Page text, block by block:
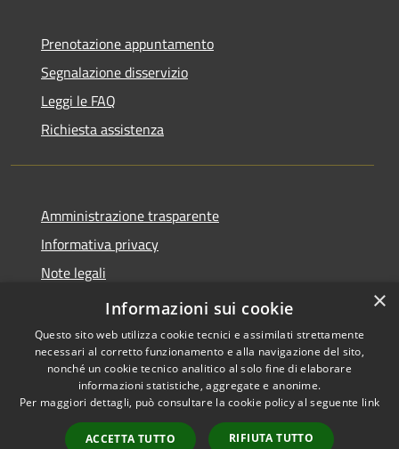
Prenotazione appuntamento
Segnalazione disservizio
Leggi le FAQ
Richiesta assistenza
Amministrazione trasparente
Informativa privacy
Note legali
Dichiarazione di accessibilità
Accessibilità
Copyright © 2026 • Comune di
Borca di Cadore • Powered by
Municipium•
Accesso
×
Informazioni sui cookie
Questo sito web utilizza cookie tecnici e assimilati strettamente
necessari al corretto funzionamento e alla navigazione del sito,
nonché un cookie tecnico analitico al solo fine di elaborare
informazioni statistiche, aggregate e anonime.
Per maggiori dettagli, può consultare la cookie policy al seguente link
ACCETTA TUTTO RIFIUTA TUTTO